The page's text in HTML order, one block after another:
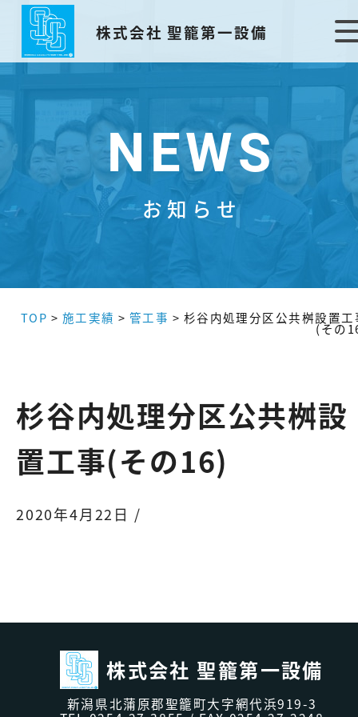
株式会社 聖籠第一設備
NEWS
お知らせ
TOP > 施工実績 > 管工事 > 杉谷内処理分区公共桝設置工
(その
杉谷内処理分区公共桝設
置工事(その16)
2020年4月22日 /
株式会社 聖籠第一設備
新潟県北蒲原郡聖籠町大字網代浜919-3